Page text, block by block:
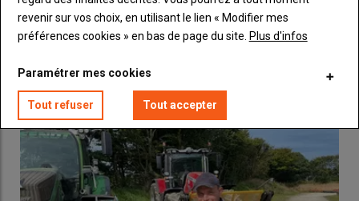
19 décembre 2024
Benoît et Flavien Lecler, agriculteurs dans la Manche, et leur
salarié Paul Lecler, ont testé durant une…
revenir sur vos choix, en utilisant le lien « Modifier mes
préférences cookies » en bas de page du site. Plus d'infos
Paramétrer mes cookies
Tout refuser Tout accepter